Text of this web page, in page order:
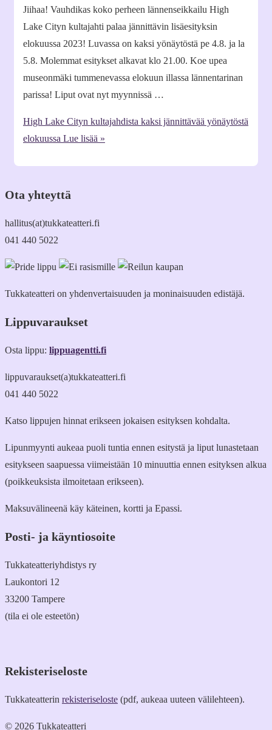
Jiihaa! Vauhdikas koko perheen lännenseikkailu High
Lake Cityn kultajahti palaa jännittävin lisäesityksin
elokuussa 2023! Luvassa on kaksi yönäytöstä pe 4.8. ja la
5.8. Molemmat esitykset alkavat klo 21.00. Koe upea
museonmäki tummenevassa elokuun illassa lännentarinan
parissa! Liput ovat nyt myynnissä …
High Lake Cityn kultajahdista kaksi jännittävää yönäytöstä
elokuussa Lue lisää »
Ota yhteyttä
hallitus(at)tukkateatteri.fi
041 440 5022
Tukkateatteri on yhdenvertaisuuden ja moninaisuuden edistäjä.
Lippuvaraukset
Osta lippu: lippuagentti.fi
lippuvaraukset(a)tukkateatteri.fi
041 440 5022
Katso lippujen hinnat erikseen jokaisen esityksen kohdalta.
Lipunmyynti aukeaa puoli tuntia ennen esitystä ja liput lunastetaan
esitykseen saapuessa viimeistään 10 minuuttia ennen esityksen alkua
(poikkeuksista ilmoitetaan erikseen).
Maksuvälineenä käy käteinen, kortti ja Epassi.
Posti- ja käyntiosoite
Tukkateatteriyhdistys ry
Laukontori 12
33200 Tampere
(tila ei ole esteetön)
Rekisteriseloste
Tukkateatterin rekisteriseloste (pdf, aukeaa uuteen välilehteen).
© 2026 Tukkateatteri